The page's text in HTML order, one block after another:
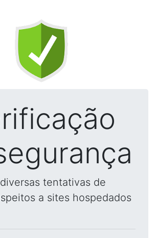
tentativas de
a sites hospedados